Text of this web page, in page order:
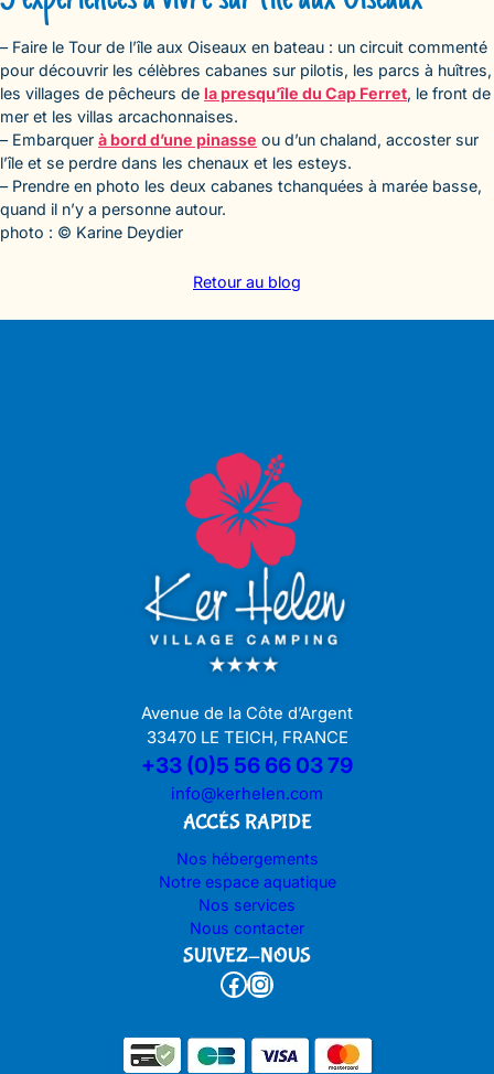
– Faire le Tour de l’île aux Oiseaux en bateau : un circuit commenté
pour découvrir les célèbres cabanes sur pilotis, les parcs à huîtres,
les villages de pêcheurs de la presqu’île du Cap Ferret, le front de
mer et les villas arcachonnaises.
– Embarquer à bord d’une pinasse ou d’un chaland, accoster sur
l’île et se perdre dans les chenaux et les esteys.
– Prendre en photo les deux cabanes tchanquées à marée basse,
quand il n’y a personne autour.
photo : © Karine Deydier
Retour au blog
Avenue de la Côte d’Argent
33470 LE TEICH, FRANCE
+33 (0)5 56 66 03 79
info@kerhelen.com
ACCÉS RAPIDE
Nos hébergements
Notre espace aquatique
Nos services
Nous contacter
SUIVEZ-NOUS
Facebook Instagram